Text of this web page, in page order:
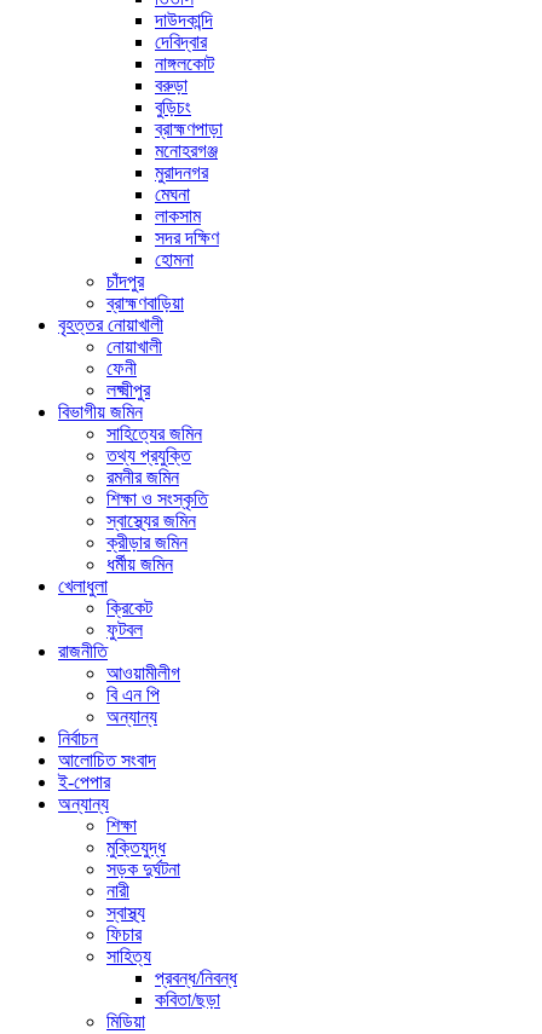
দাউদকান্দি
দেবিদ্বার
নাঙ্গলকোট
বরুড়া
বুড়িচং
ব্রাহ্মণপাড়া
মনোহরগঞ্জ
মুরাদনগর
মেঘনা
লাকসাম
সদর দক্ষিণ
হোমনা
চাঁদপুর
ব্রাহ্মণবাড়িয়া
বৃহত্তর নোয়াখালী
নোয়াখালী
ফেনী
লক্ষ্মীপুর
বিভাগীয় জমিন
সাহিত্যের জমিন
তথ্য প্রযুক্তি
রমনীর জমিন
শিক্ষা ও সংস্কৃতি
স্বাস্থ্যের জমিন
ক্রীড়ার জমিন
ধর্মীয় জমিন
খেলাধুলা
ক্রিকেট
ফুটবল
রাজনীতি
আওয়ামীলীগ
বি এন পি
অন্যান্য
নির্বাচন
আলোচিত সংবাদ
ই-পেপার
অন্যান্য
শিক্ষা
মুক্তিযুদ্ধ
সড়ক দুর্ঘটনা
নারী
স্বাস্থ্য
ফিচার
সাহিত্য
প্রবন্ধ/নিবন্ধ
কবিতা/ছড়া
মিডিয়া